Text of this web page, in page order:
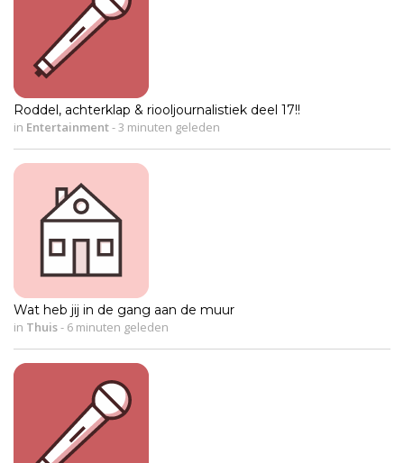
Roddel, achterklap & riooljournalistiek deel 17!!
in Entertainment- 3 minuten geleden
Wat heb jij in de gang aan de muur
in Thuis- 6 minuten geleden